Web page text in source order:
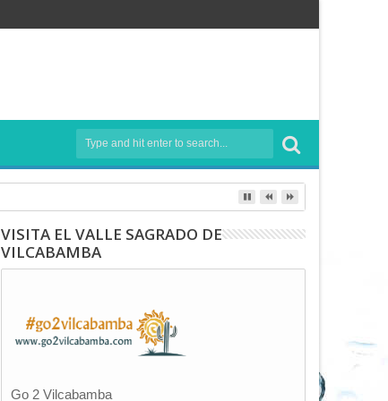
VISITA EL VALLE SAGRADO DE
VILCABAMBA
Go 2 Vilcabamba